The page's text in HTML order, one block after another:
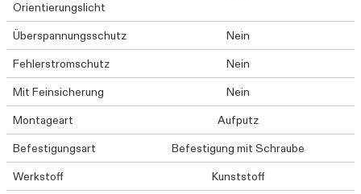
Orientierungslicht
Überspannungsschutz
Nein
Fehlerstromschutz
Nein
Mit Feinsicherung
Nein
Montageart
Aufputz
Befestigungsart
Befestigung mit Schraube
Werkstoff
Kunststoff